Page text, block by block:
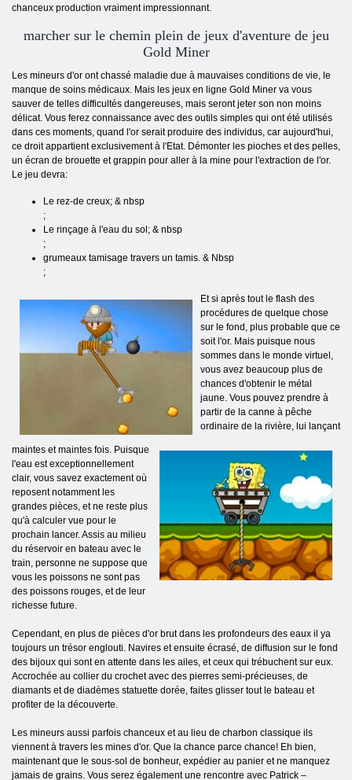
chanceux production vraiment impressionnant.
marcher sur le chemin plein de jeux d'aventure de jeu
Gold Miner
Les mineurs d'or ont chassé maladie due à mauvaises conditions de vie, le
manque de soins médicaux. Mais les jeux en ligne Gold Miner va vous
sauver de telles difficultés dangereuses, mais seront jeter son non moins
délicat. Vous ferez connaissance avec des outils simples qui ont été utilisés
dans ces moments, quand l'or serait produire des individus, car aujourd'hui,
ce droit appartient exclusivement à l'Etat. Démonter les pioches et des pelles,
un écran de brouette et grappin pour aller à la mine pour l'extraction de l'or.
Le jeu devra:
Le rez-de creux; & nbsp
;
Le rinçage à l'eau du sol; & nbsp
;
grumeaux tamisage travers un tamis. & Nbsp
;
Et si après tout le flash des
procédures de quelque chose
sur le fond, plus probable que ce
soit l'or. Mais puisque nous
sommes dans le monde virtuel,
vous avez beaucoup plus de
chances d'obtenir le métal
jaune. Vous pouvez prendre à
partir de la canne à pêche
ordinaire de la rivière, lui lançant
maintes et maintes fois. Puisque
l'eau est exceptionnellement
clair, vous savez exactement où
reposent notamment les
grandes pièces, et ne reste plus
qu'à calculer vue pour le
prochain lancer. Assis au milieu
du réservoir en bateau avec le
train, personne ne suppose que
vous les poissons ne sont pas
des poissons rouges, et de leur
richesse future.
Cependant, en plus de pièces d'or brut dans les profondeurs des eaux il ya
toujours un trésor englouti. Navires et ensuite écrasé, de diffusion sur le fond
des bijoux qui sont en attente dans les ailes, et ceux qui trébuchent sur eux.
Accrochée au collier du crochet avec des pierres semi-précieuses, de
diamants et de diadèmes statuette dorée, faites glisser tout le bateau et
profiter de la découverte.
Les mineurs aussi parfois chanceux et au lieu de charbon classique ils
viennent à travers les mines d'or. Que la chance parce chance! Eh bien,
maintenant que le sous-sol de bonheur, expédier au panier et ne manquez
jamais de grains. Vous serez également une rencontre avec Patrick –